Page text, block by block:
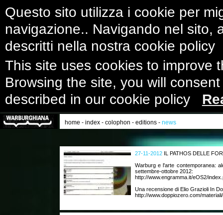
Questo sito utilizza i cookie per
navigazione.. Navigando nel sito,
descritti nella nostra cookie
This site uses cookies to improve
Browsing the site, you will
described in our cookie policy
home - index - colophon - editions - news
27-11-2012 IL PATHOS DELLE
Warburg e l'arte contemporanea:
settembre-ottobre 2012:
http://www.engramma.it/eOS2/
Una recensione di Elio Grazioli In
http://www.doppiozero.com/